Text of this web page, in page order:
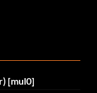
[mul0]